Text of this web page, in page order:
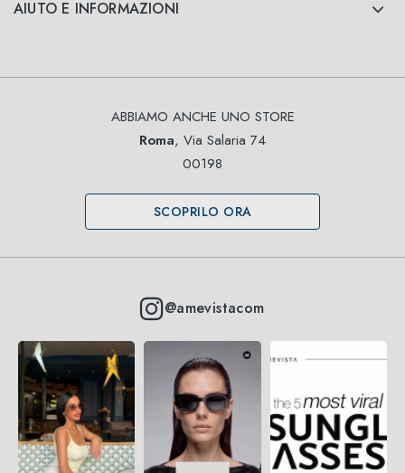
AIUTO E INFORMAZIONI
@amevistacom
ABBIAMO ANCHE UNO STORE
Roma, Via Salaria 74
00198
SCOPRILO ORA